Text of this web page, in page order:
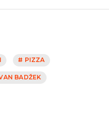
# PIZZA
BADŽEK